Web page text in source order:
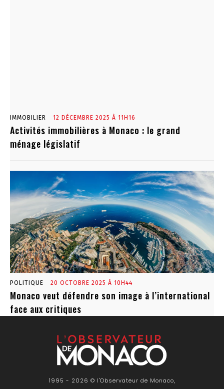
IMMOBILIER 12 DÉCEMBRE 2025 À 11H16
Activités immobilières à Monaco : le grand
ménage législatif
POLITIQUE 20 OCTOBRE 2025 À 10H44
Monaco veut défendre son image à l’international
face aux critiques
1995 - 2026 © l'Observateur de Monaco,